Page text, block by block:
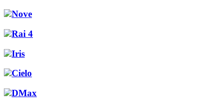
Nove
Rai 4
Iris
Cielo
DMax